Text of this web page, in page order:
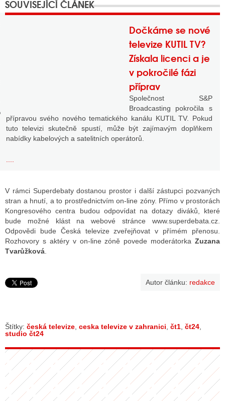
STÁT BLOGEREM
Dočkáme se nové
televize KUTIL TV?
Získala licenci a je
v pokročilé fázi
příprav
Společnost S&P
Broadcasting pokročila s
přípravou svého nového tematického kanálu KUTIL TV. Pokud
tuto televizi skutečně spustí, může být zajímavým doplňkem
nabídky kabelových a satelitních operátorů.
V rámci Superdebaty dostanou prostor i další zástupci pozvaných
stran a hnutí, a to prostřednictvím on-line zóny. Přímo v prostorách
Kongresového centra budou odpovídat na dotazy diváků, které
bude možné klást na webové stránce www.superdebata.cz.
Odpovědi bude Česká televize zveřejňovat v přímém přenosu.
Rozhovory s aktéry v on-line zóně povede moderátorka Zuzana
Tvarůžková
Autor článku: redakce
Štítky: česká televize ceska televize v zahranici čt1 čt24
studio čt24